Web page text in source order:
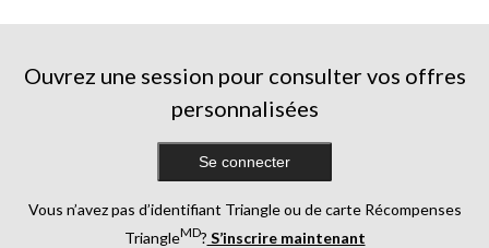
Ouvrez une session pour consulter vos offres
personnalisées
Se connecter
Vous n’avez pas d’identifiant Triangle ou de carte Récompenses
TriangleMD? S’inscrire maintenant